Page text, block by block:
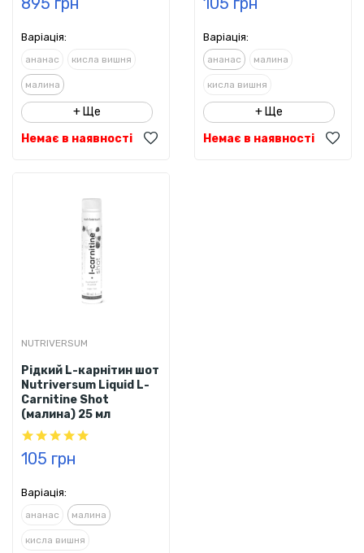
Варіація:
ананас кисла вишня
малина
+ Ще
Немає в наявності
Варіація:
ананас малина
кисла вишня
+ Ще
Немає в наявності
NUTRIVERSUM
Рідкий L-карнітин шот
Nutriversum Liquid L-
Carnitine Shot
(малина) 25 мл
105 грн
Варіація:
ананас малина
кисла вишня